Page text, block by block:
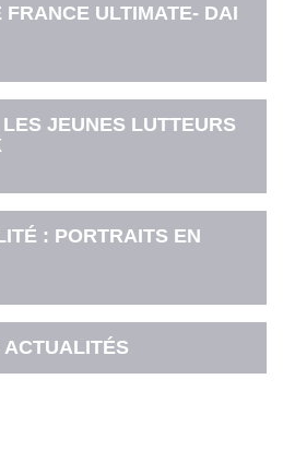
FRANCE ULTIMATE- DAI
JEUNES LUTTEURS
: PORTRAITS EN